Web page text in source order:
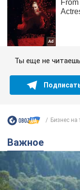
Ты еще не
Бизнес на
Важное